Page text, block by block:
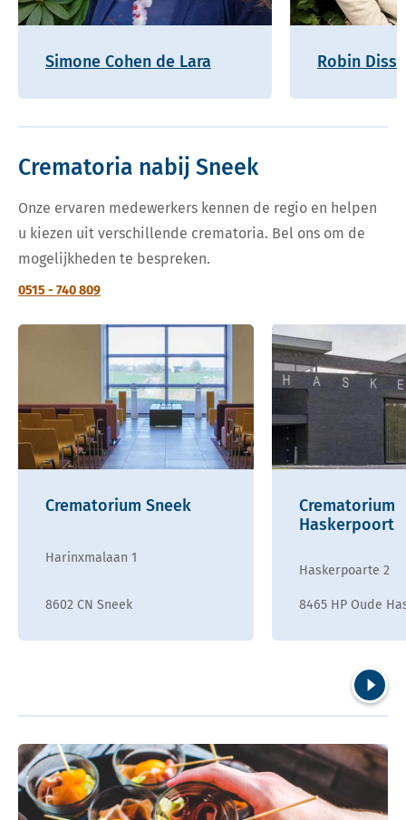
Simone Cohen de Lara Robin
Crematoria nabij Sneek
Onze ervaren medewerkers kennen de regio en helpen
u kiezen uit verschillende crematoria. Bel ons om de
mogelijkheden te bespreken.
0515 - 740 809
Crematorium Sneek
Harinxmalaan 1
8602 CN Sneek
Crematorium
Haskerpoort
Haskerpoarte 2
8465 HP Oude